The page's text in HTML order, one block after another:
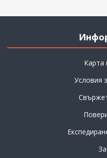
Карта
Условия